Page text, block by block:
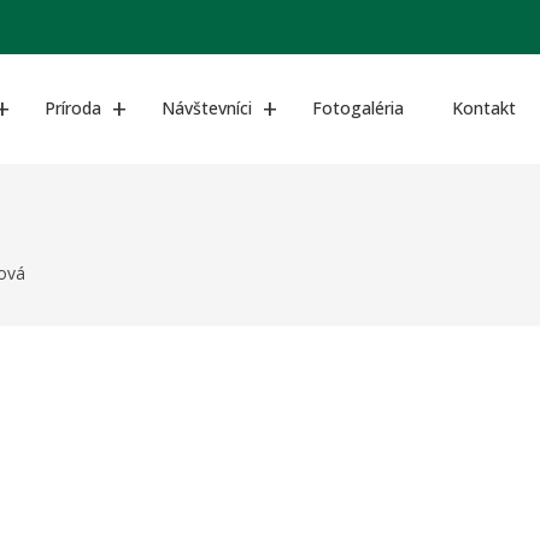
Príroda Návštevníci Fotogaléria Kontakt